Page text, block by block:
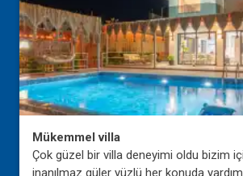
Mükemmel villa
Çok güzel bir villa deneyimi oldu bizim
inanılmaz güler yüzlü her konuda